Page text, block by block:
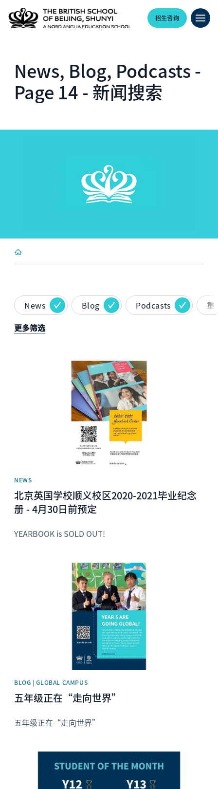
招生咨询
News, Blog, Podcasts -
Page 14 - 新闻搜索
News Blog Podcasts
重
更多筛选
NEWS
北京英国学校顺义校区2020-2021毕业纪念
册 - 4月30日前预定
YEARBOOK is SOLD OUT!
BLOG | GLOBAL CAMPUS
五年级正在“走向世界”
五年级正在“走向世界”